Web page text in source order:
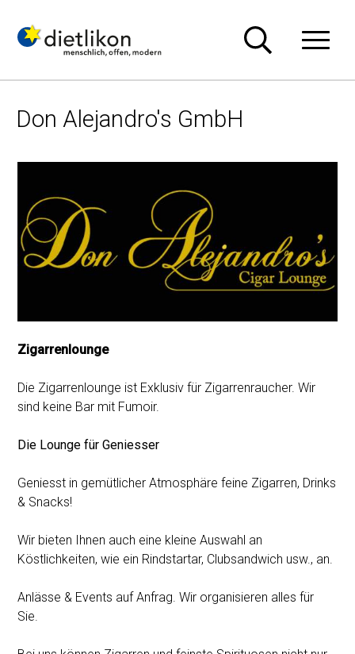
Don Alejandro's GmbH
Zigarrenlounge
Die Zigarrenlounge ist Exklusiv für Zigarrenraucher. Wir
sind keine Bar mit Fumoir.
Die Lounge für Geniesser
Geniesst in gemütlicher Atmosphäre feine Zigarren, Drinks
& Snacks!
Wir bieten Ihnen auch eine kleine Auswahl an
Köstlichkeiten, wie ein Rindstartar, Clubsandwich usw., an.
Anlässe & Events auf Anfrag. Wir organisieren alles für
Sie.